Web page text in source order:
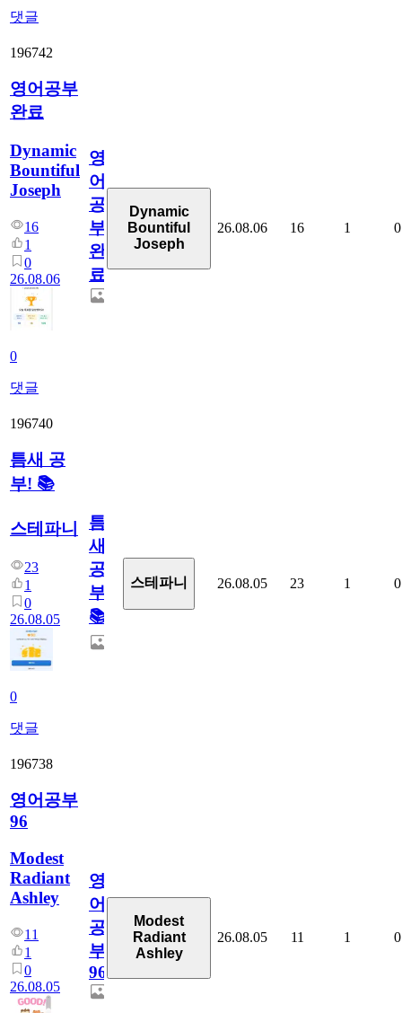
댓글
196742
영어공부
완료
Dynamic
Bountiful
Joseph
16
1
0
26.08.06
0
댓글
영
어
공
부
완
료
Dynamic
Bountiful
Joseph
26.08.06 16 1 0
196740
틈새 공
부! 📚
스테파니
23
1
0
26.08.05
0
댓글
틈
새
공
부!
📚
스테파니 26.08.05 23 1 0
196738
영어공부
96
Modest
Radiant
Ashley
11
1
0
26.08.05
영
어
공
부
96
Modest
Radiant
Ashley
26.08.05 11 1 0